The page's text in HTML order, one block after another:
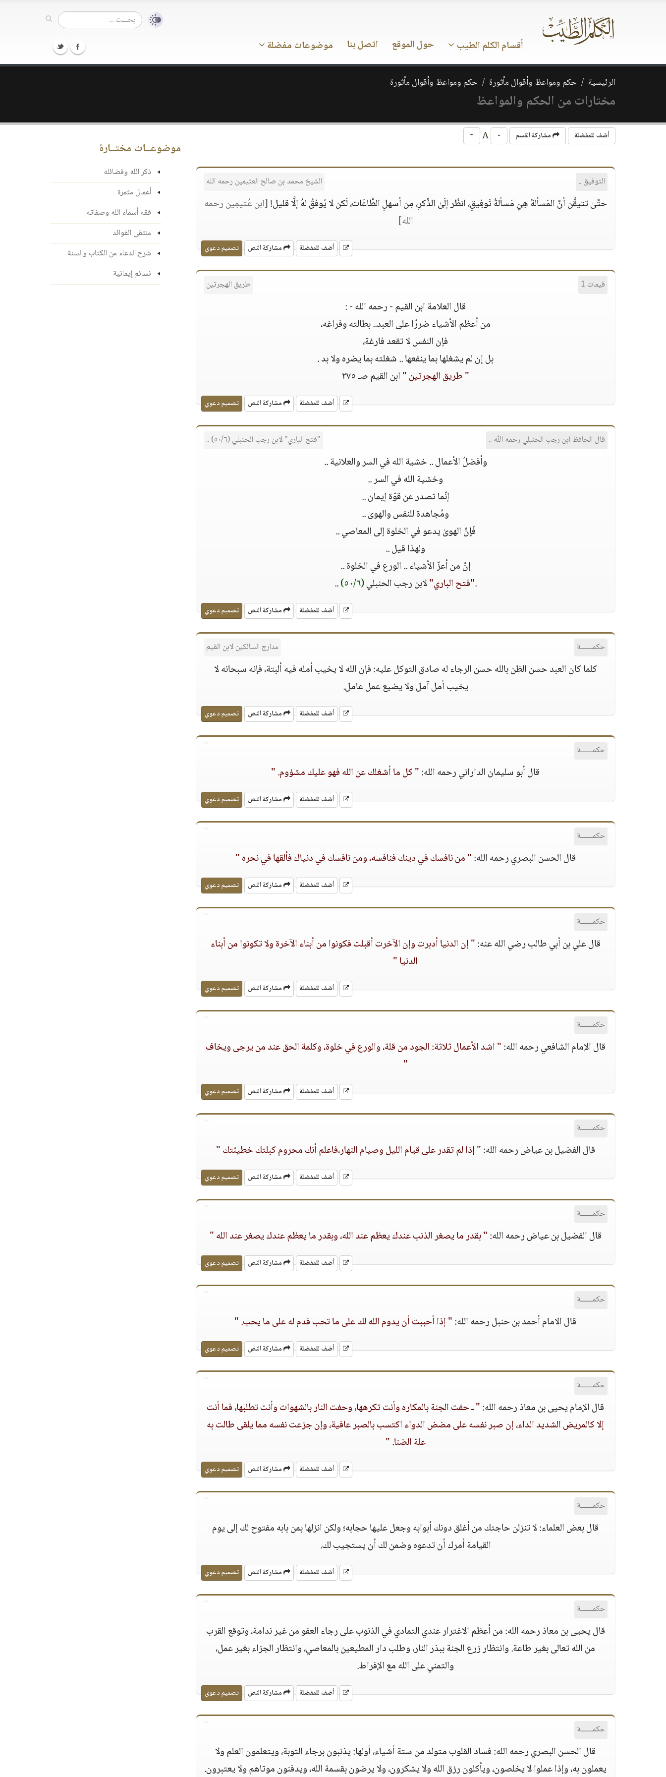
أقسام الكلم الطيب حول الموقع اتصل بنا موضوعات مفضلة
الرئيسية حكم ومواعظ وأقوال مأثورة حكم ومواعظ وأقوال مأثورة
مختارات من الحكم والمواعظ
أضف للمفضلة مشاركة القسم -
+
التوفيق .. الشيخ محمد بن صالح العثيمين رحمه الله
حتَّىٰ تتيقَّن أنَّ المَسألةَ هِيَ مَسألةُ تَوفِيقٍ، انظُر إلَىٰ الذِّكرِ، مِن أسهلِ الطَّاعَات، لَكن لا يُوفقُ لهُ إلَّا قليل![ابن عُثيمِين رحمه
الله]
أضف للمفضلة مشاركة النص تصميم دعوي
قيمات 1 طريق الهجرتين
قال العلامة ابن القيم - رحمه الله - :
من أعظم الأشياء ضررًا على العبد.. بطالته وفراغه،
فإن النفس لا تقعد فارغة،
بل إن لم يشغلها بما ينفعها .. شغلته بما يضره ولا بد .
" طريق الهجرتين "ابن القيم صـ ٢٧٥
أضف للمفضلة مشاركة النص تصميم دعوي
قال الحافظ ابن رجب الحنبلي رحمه اللّٰه .. "فتح الباري" لابن رجب الحنبلي (٥٠/٦) ..
وأفضلُ الأعمال .. خشية الله في السر والعلانية ..
وخشية الله في السر ..
إنّما تصدر عن قوّة إيمان ..
ومُجاهدة للنفس والهوىٰ ..
فَإنَّ الهوىٰ يدعو في الخلوة إلى المعاصي ..
ولهذا قيل ..
إنَّ من أعزّ الأشياء .. الورع في الخلوة ..
."فتح الباري"لابن رجب الحنبلي(٥٠/٦) ..
أضف للمفضلة مشاركة النص تصميم دعوي
حكمــــــة مدارج السالكين لابن القيم
كلما كان العبد حسن الظن بالله حسن الرجاء له صادق التوكل عليه: فإن الله لا يخيب أمله فيه ألبتة، فإنه سبحانه لا
يخيب أمل آمل ولا يضيع عمل عامل.
أضف للمفضلة مشاركة النص تصميم دعوي
حكمــــــة
قال أبو سليمان الداراني رحمه الله:" كل ما أشغلك عن الله فهو عليك مشؤوم. "
أضف للمفضلة مشاركة النص تصميم دعوي
حكمــــــة
قال الحسن البصري رحمه الله:" من نافسك في دينك فنافسه، ومن نافسك في دنياك فألقها في نحره "
أضف للمفضلة مشاركة النص تصميم دعوي
حكمــــــة
قال علي بن أبي طالب رضي الله عنه:" إن الدنيا أدبرت وإن الآخرت أقبلت فكونوا من أبناء الآخرة ولا تكونوا من أبناء
الدنيا "
أضف للمفضلة مشاركة النص تصميم دعوي
حكمــــــة
قال الإمام الشافعي رحمه الله:" اشد الأعمال ثلاثة: الجود من قلة، والورع في خلوة، وكلمة الحق عند من يرجى ويخاف
"
أضف للمفضلة مشاركة النص تصميم دعوي
حكمــــــة
قال الفضيل بن عياض رحمه الله:" إذا لم تقدر على قيام الليل وصيام النهار،فاعلم أنك محروم كبلتك خطيئتك "
أضف للمفضلة مشاركة النص تصميم دعوي
حكمــــــة
قال الفضيل بن عياض رحمه الله:" بقدر ما يصغر الذنب عندك يعظم عند الله، وبقدر ما يعظم عندك يصغر عند الله "
أضف للمفضلة مشاركة النص تصميم دعوي
حكمــــــة
قال الامام أحمد بن حنبل رحمه الله:" إذا أحببت أن يدوم الله لك على ما تحب فدم له على ما يحب. "
أضف للمفضلة مشاركة النص تصميم دعوي
حكمــــــة
قال الإمام يحيى بن معاذ رحمه الله:" ـ حفت الجنة بالمكاره وأنت تكرهها، وحفت النار بالشهوات وأنت تطلبها، فما أنت
إلا كالمريض الشديد الداء، إن صبر نفسه على مضض الدواء اكتسب بالصبر عافية، وإن جزعت نفسه مما يلقى طالت به
علة الضنا. "
أضف للمفضلة مشاركة النص تصميم دعوي
حكمــــــة
قال بعض العلماء: لا تنزلن حاجتك من أغلق دونك أبوابه وجعل عليها حجابه؛ ولكن انزلها بمن بابه مفتوح لك إلى يوم
القيامة أمرك أن تدعوه وضمن لك أن يستجيب لك.
أضف للمفضلة مشاركة النص تصميم دعوي
حكمــــــة
قال يحيى بن معاذ رحمه الله: من أعظم الاغترار عندي التمادي في الذنوب على رجاء العفو من غير ندامة، وتوقع القرب
من الله تعالى بغير طاعة. وانتظار زرع الجنة ببذر النار، وطلب دار المطيعين بالمعاصي، وانتظار الجزاء بغير عمل،
والتمني على الله مع الإفراط.
أضف للمفضلة مشاركة النص تصميم دعوي
حكمــــــة
قال الحسن البصري رحمه الله: فساد القلوب متولد من ستة أشياء، أولها: يذنبون برجاء التوبة، ويتعلمون العلم ولا
يعملون به، وإذا عملوا لا يخلصون، ويأكلون رزق الله ولا يشكرون، ولا يرضون بقسمة الله، ويدفنون موتاهم ولا يعتبرون.
موضوعــات مختــارة
ذكر الله وفضائله
أعمال مثمرة
فقه أسماء الله وصفاته
منتقى الفوائد
شرح الدعاء من الكتاب والسنة
نسائم إيمانية